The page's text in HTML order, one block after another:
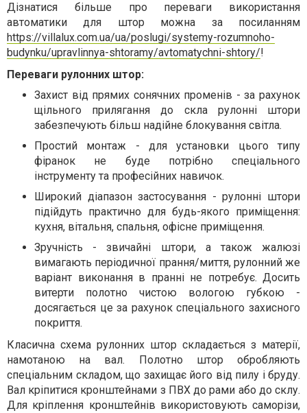
Дізнатися більше про переваги використання
автоматики для штор можна за посиланням
https://villalux.com.ua/ua/poslugi/systemy-rozumnoho-
budynku/upravlinnya-shtoramy/avtomatychni-shtory/!
Переваги рулонних штор:
Захист від прямих сонячних променів - за рахунок
щільного прилягання до скла рулонні штори
забезпечують більш надійне блокування світла.
Простий монтаж - для установки цього типу
фіранок не буде потрібно спеціального
інструменту та професійних навичок.
Широкий діапазон застосування - рулонні штори
підійдуть практично для будь-якого приміщення:
кухня, вітальня, спальня, офісне приміщення.
Зручність - звичайні штори, а також жалюзі
вимагають періодичної прання/миття, рулонний же
варіант виконання в пранні не потребує. Досить
витерти полотно чистою вологою губкою -
досягається це за рахунок спеціального захисного
покриття.
Класична схема рулонних штор складається з матерії,
намотаною на вал. Полотно штор обробляють
спеціальним складом, що захищає його від пилу і бруду.
Вал кріпитися кронштейнами з ПВХ до рами або до склу.
Для кріплення кронштейнів використовують саморізи,